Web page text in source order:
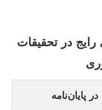
رایج در تحقیقات
پایان‌نامه